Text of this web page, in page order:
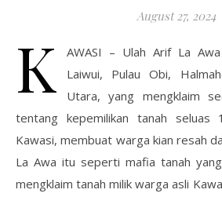
August 27, 2024
K
AWASI – Ulah Arif La
Laiwui, Pulau Obi,
Utara, yang mengklaim
tentang kepemilikan tanah
Kawasi, membuat warga kian resah
La Awa itu seperti mafia tanah
mengklaim tanah milik warga asli